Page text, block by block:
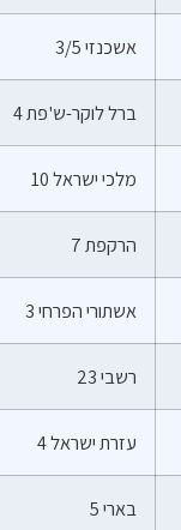
אשכנזי 3/5
ברל לוקר-ש'פת 4
מלכי ישראל 10
הרקפת 7
אשתורי הפרחי 3
רשבי 23
עזרת ישראל 4
בארי 5